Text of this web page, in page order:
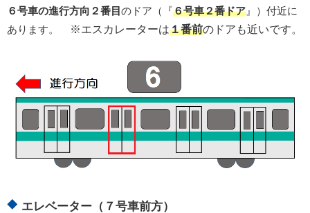
６号車の進行方向２番目 のドア（『６号車２番ドア 』）付近に
あります。
※エスカレーターは１番前のドアも近いです。
エレベーター（７号車前方）